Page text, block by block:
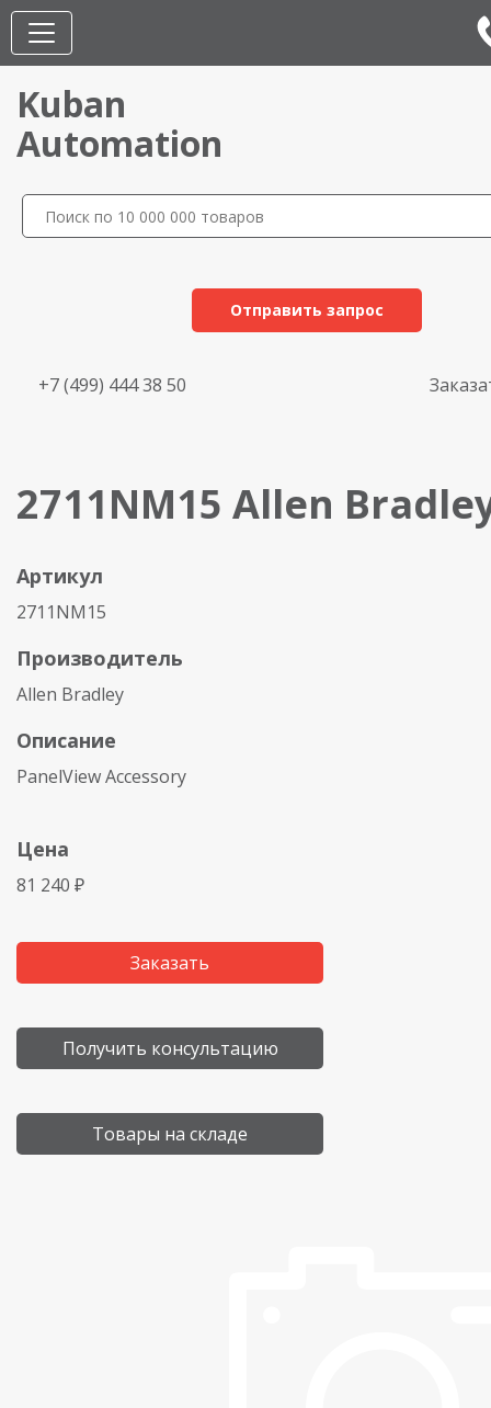
Kuban
Automation
Отправить запрос
+7 (499) 444 38 50
2711NM15 Allen
Артикул
2711NM15
Производитель
Allen Bradley
Описание
PanelView Accessory
Цена
81 240 ₽
Заказать
Получить консультацию
Товары на складе